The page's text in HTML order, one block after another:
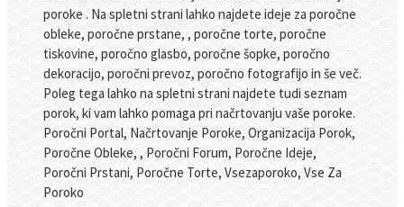
poroke . Na spletni strani lahko najdete ideje za poročne
obleke, poročne prstane, , poročne torte, poročne
tiskovine, poročno glasbo, poročne šopke, poročno
dekoracijo, poročni prevoz, poročno fotografijo in še več.
Poleg tega lahko na spletni strani najdete tudi seznam
porok, ki vam lahko pomaga pri načrtovanju vaše poroke.
Poročni Portal, Načrtovanje Poroke, Organizacija Porok,
Poročne Obleke, , Poročni Forum, Poročne Ideje,
Poročni Prstani, Poročne Torte, Vsezaporoko, Vse Za
Poroko